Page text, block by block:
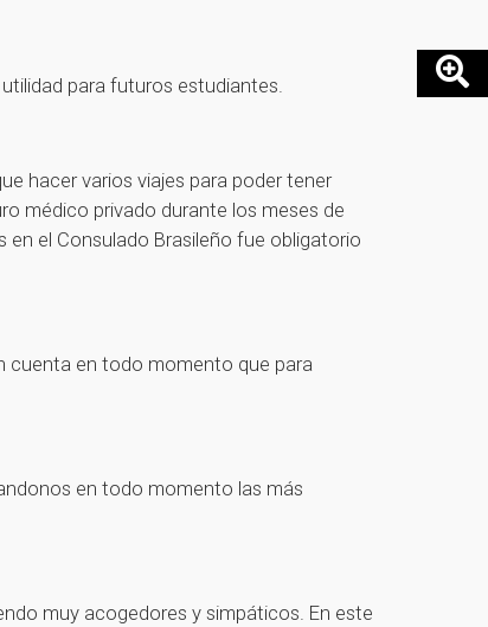
para futuros estudiantes.
hacer varios viajes para poder tener
médico privado durante los meses de
en el Consulado Brasileño fue obligatorio
cuenta en todo momento que para
en todo momento las más
muy acogedores y simpáticos. En este